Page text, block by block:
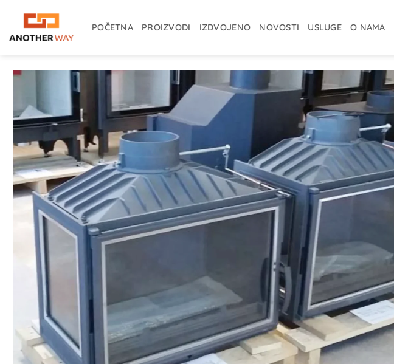
content
POČETNA PROIZVODI IZDVOJENO NOVOSTI USLUGE O NAMA